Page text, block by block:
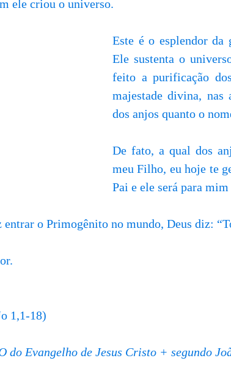
ele criou o universo.
Este é o esplendor da
Ele sustenta o
feito a purificação
majestade divina,
dos anjos quanto o
De fato, a qual dos
meu Filho, eu hoje te
Pai e ele será para
entrar o Primogênito no mundo, Deus diz:
1,1-18)
do Evangelho de Jesus Cristo + segundo